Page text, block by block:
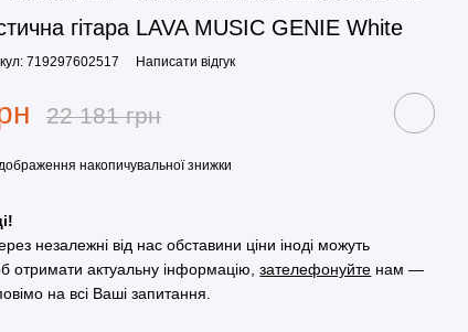
гітара LAVA MUSIC GENIE White
719297602517 Написати відгук
22 181 грн
накопичувальної знижки
незалежні від нас обставини ціни іноді можуть
отримати актуальну інформацію,зателефонуйте нам —
на всі Ваші запитання.